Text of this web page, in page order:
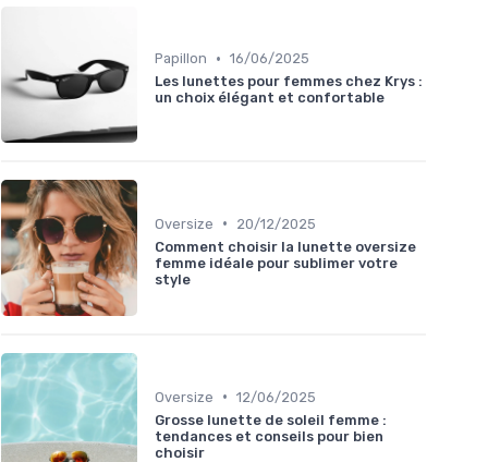
Papillon • 16/06/2025
Les lunettes pour femmes chez Krys :
un choix élégant et confortable
Oversize •
20/12/2025
Comment choisir la lunette oversize
femme idéale pour sublimer votre
style
Oversize • 12/06/2025
Grosse lunette de soleil femme :
tendances et conseils pour bien
choisir